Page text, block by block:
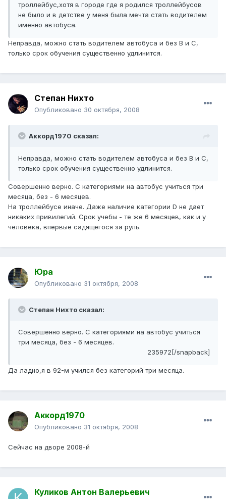
троллейбус,хотя в городе где я родился троллейбусов
не было и в детстве у меня была мечта стать водителем
именно автобуса.
Неправда, можно стать водителем автобуса и без В и С,
только срок обучения существенно удлинится.
Степан Нихто
Опубликовано 30 октября, 2008
Аккорд1970 сказал:
Неправда, можно стать водителем автобуса и без В и С,
только срок обучения существенно удлинится.
Совершенно верно. С категориями на автобус учиться три
месяца, без - 6 месяцев.
На троллейбусе иначе. Даже наличие категории D не дает
никаких привилегий. Срок учебы - те же 6 месяцев, как и у
человека, впервые садящегося за руль.
Юра
Опубликовано 31 октября, 2008
Степан Нихто сказал:
Совершенно верно. С категориями на автобус учиться
три месяца, без - 6 месяцев.
235972[/snapback]
Да ладно,я в 92-м учился без категорий три месяца.
Аккорд1970
Опубликовано 31 октября, 2008
Сейчас на дворе 2008-й
Куликов Антон Валерьевич